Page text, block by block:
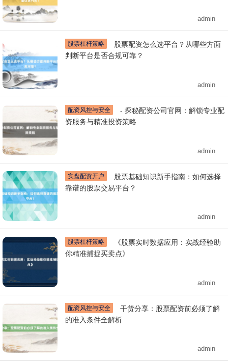
admin
股票杠杆策略
判断平台是否合规可靠？
admin
配资风控与安全
资服务与精准投资策略
admin
实盘配资开户
靠谱的股票交易平台？
admin
股票杠杆策略
你精准捕捉买卖点》
admin
配资风控与安全
的准入条件全解析
admin